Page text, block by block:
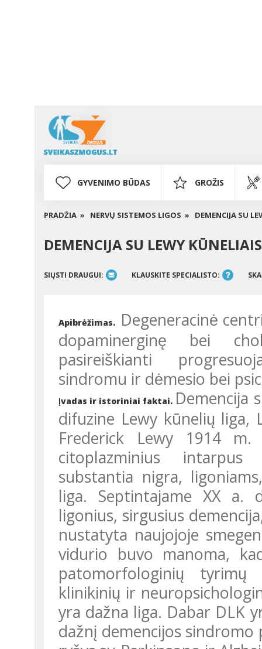
GYVENIMO BŪDAS GROŽIS
PRADŽIA » NERVŲ SISTEMOS LIGOS » DEMENCIJA SU
DEMENCIJA SU LEWY
SIŲSTI DRAUGUI: KLAUSKITE SPECIALISTO:
Apibrėžimas.
Degeneracinė
dopaminerginę bei
pasireiškianti
sindromu ir dėmesio bei
Įvadas ir istoriniai faktai. Demencija
difuzine Lewy kūnelių liga,
Frederick Lewy 1914
citoplazminius intarpus
substantia nigra,
liga. Septintajame XX a.
ligonius, sirgusius
nustatyta naujojoje
vidurio buvo manoma,
patomorfologinių
klinikinių ir
yra dažna liga. Dabar DLK
dažnį demencijos sindromo